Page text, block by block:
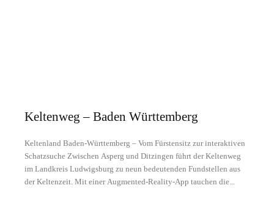
Keltenweg – Baden Württemberg
Keltenland Baden-Württemberg – Vom Fürstensitz zur interaktiven
Schatzsuche Zwischen Asperg und Ditzingen führt der Keltenweg
im Landkreis Ludwigsburg zu neun bedeutenden Fundstellen aus
der Keltenzeit. Mit einer Augmented-Reality-App tauchen die...